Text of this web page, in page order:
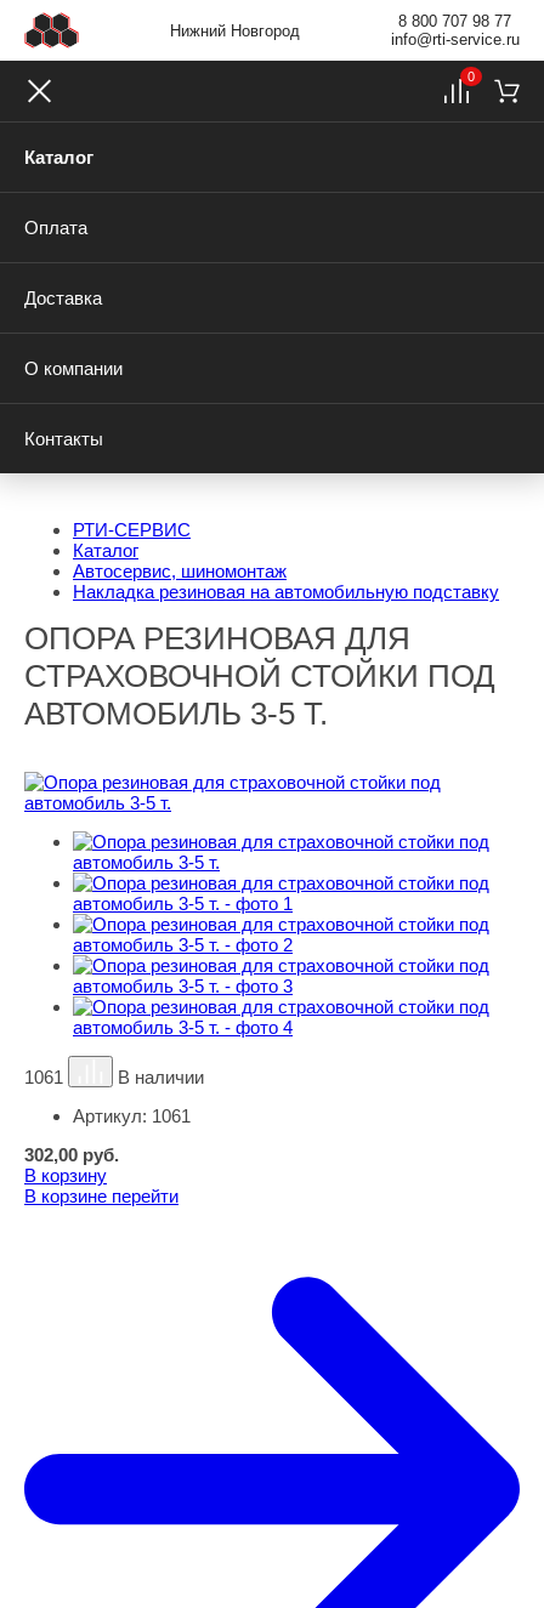
Нижний Новгород
8 800 707 98 77
info@rti-service.ru
Каталог
Оплата
Доставка
О компании
Контакты
0
РТИ-СЕРВИС
Каталог
Автосервис, шиномонтаж
Накладка резиновая на автомобильную подставку
ОПОРА РЕЗИНОВАЯ ДЛЯ
СТРАХОВОЧНОЙ СТОЙКИ ПОД
АВТОМОБИЛЬ 3-5 Т.
1061
В наличии
Артикул: 1061
302,00 руб.
В корзину
В корзине перейти